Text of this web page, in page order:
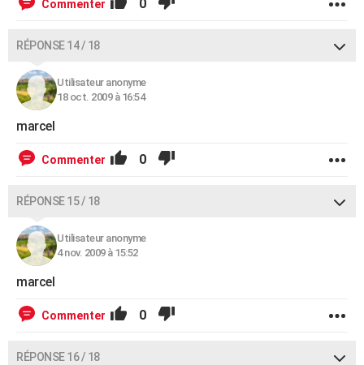
Commenter 0
RÉPONSE 14 / 18
Utilisateur anonyme
18 oct. 2009 à 16:54
marcel
Commenter 0
RÉPONSE 15 / 18
Utilisateur anonyme
4 nov. 2009 à 15:52
marcel
Commenter 0
RÉPONSE 16 / 18